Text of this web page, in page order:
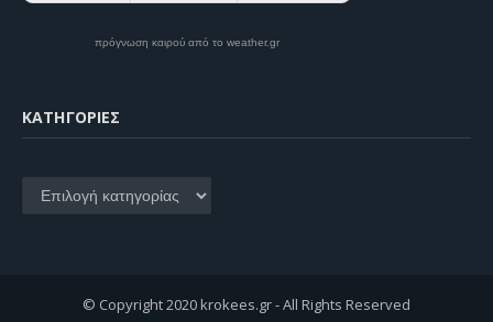
πρόγνωση καιρού από το weather.gr
KΑΤΗΓΟΡΊΕΣ
Kατηγορίες
© Copyright 2020 krokees.gr - All Rights Reserved